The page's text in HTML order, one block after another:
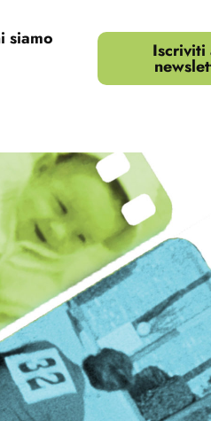
siamo
Iscriviti